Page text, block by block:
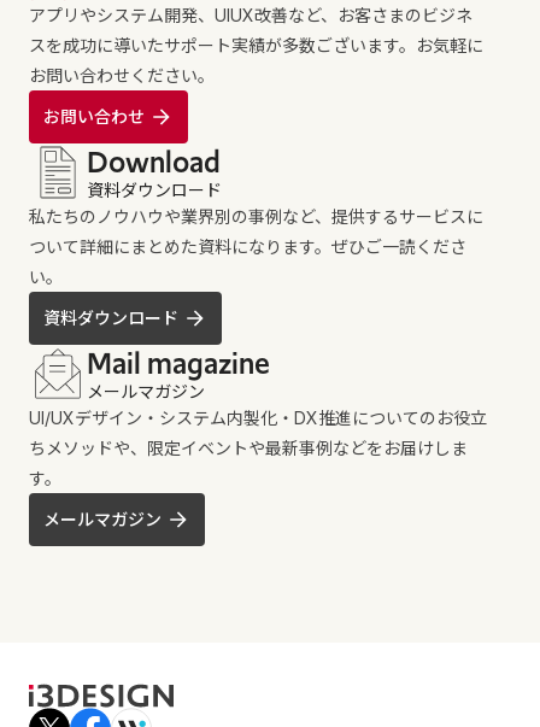
アプリやシステム開発、UIUX改善など、お客さまのビジネ
スを成功に導いたサポート実績が多数ございます。お気軽に
お問い合わせください。
お問い合わせ
Download
資料ダウンロード
私たちのノウハウや業界別の事例など、提供するサービスに
ついて詳細にまとめた資料になります。ぜひご一読くださ
い。
資料ダウンロード
Mail magazine
メールマガジン
UI/UXデザイン・システム内製化・DX推進についてのお役立
ちメソッドや、限定イベントや最新事例などをお届けしま
す。
メールマガジン